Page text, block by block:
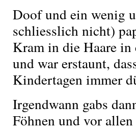
Doof und ein wenig
schliesslich nicht)
Kram in die Haare in
und war erstaunt,
Kindertagen immer
Irgendwann gabs
Föhnen und vor